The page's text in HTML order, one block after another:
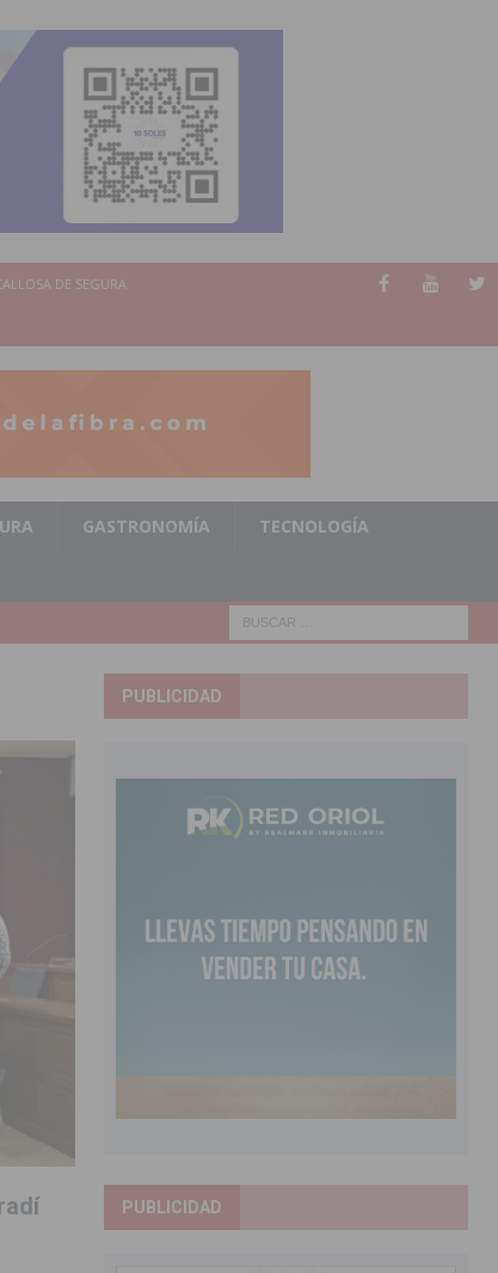
DE SEGURA
GASTRONOMÍA TECNOLOGÍA
PUBLICIDAD
PUBLICIDAD